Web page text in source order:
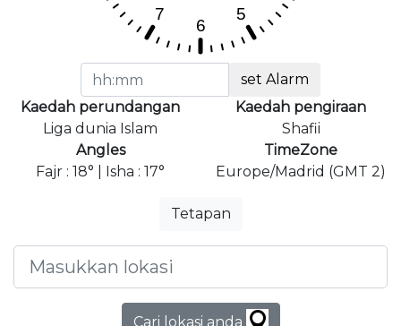
set Alarm
Kaedah perundangan
Liga dunia Islam
Kaedah pengiraan
Shafii
Angles
Fajr : 18° | Isha : 17°
TimeZone
Europe/Madrid (GMT 2)
Tetapan
Cari lokasi anda